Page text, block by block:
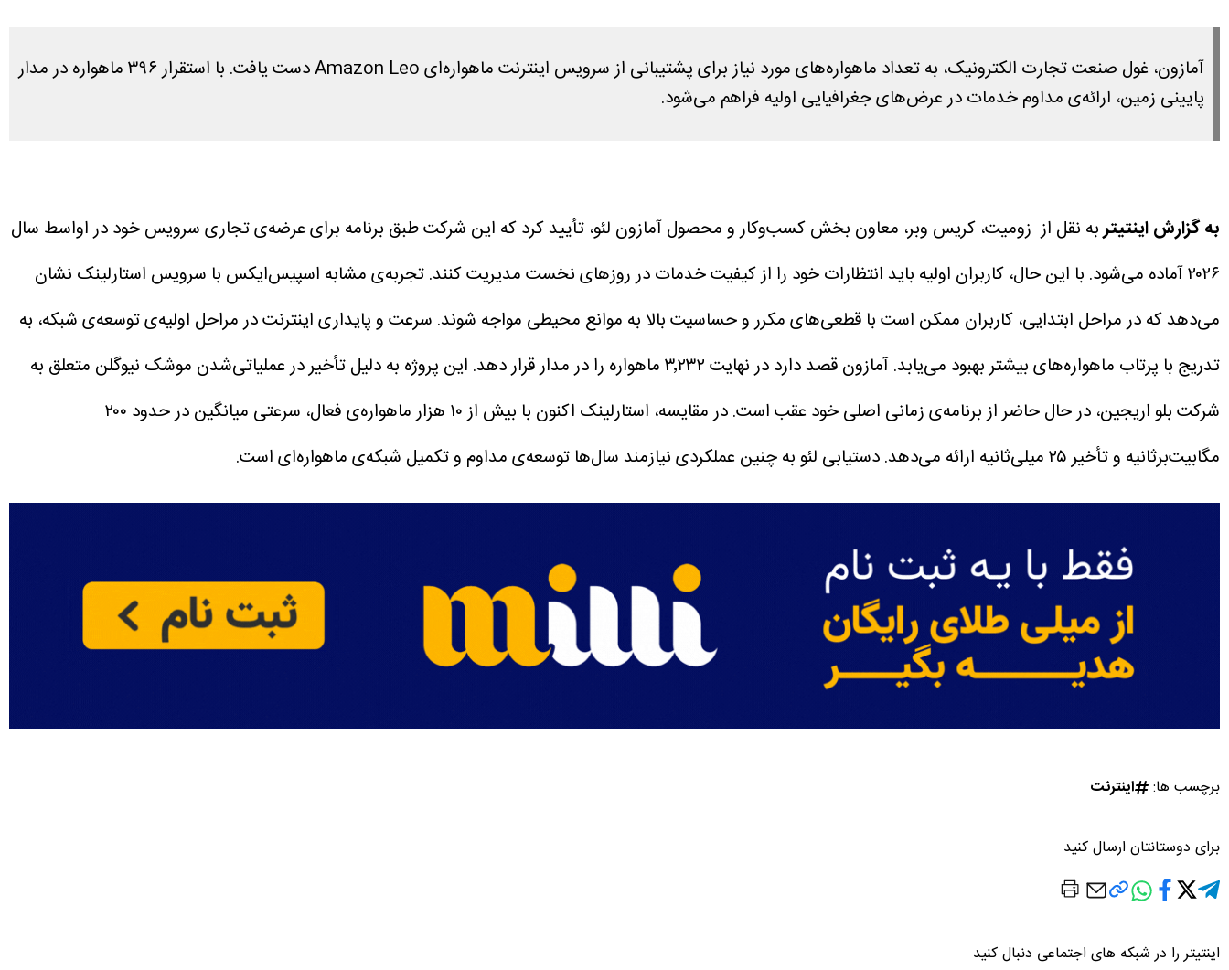
آمازون، غول صنعت تجارت الکترونیک، به تعداد ماهواره‌های مورد نیاز برای پشتیبانی از سرویس اینترنت ماهواره‌ای Amazon Leo دست یافت. با استقرار ۳۹۶ ماهواره در مدار
پایینی زمین، ارائه‌ی مداوم خدمات در عرض‌های جغرافیایی اولیه فراهم می‌شود.
به گزارش اینتیتربه نقل از زومیت، کریس وبر، معاون بخش کسب‌وکار و محصول آمازون لئو، تأیید کرد که این شرکت طبق برنامه برای عرضه‌ی تجاری سرویس خود در اواسط سال
۲۰۲۶ آماده می‌شود. با این حال، کاربران اولیه باید انتظارات خود را از کیفیت خدمات در روزهای نخست مدیریت کنند.
تجربه‌ی مشابه اسپیس‌ایکس با سرویس استارلینک نشان
می‌دهد که در مراحل ابتدایی، کاربران ممکن است با قطعی‌های مکرر و حساسیت بالا به موانع محیطی مواجه شوند. سرعت و پایداری اینترنت در مراحل اولیه‌ی توسعه‌ی شبکه، به
تدریج با پرتاب ماهواره‌های بیشتر بهبود می‌یابد.
آمازون قصد دارد در نهایت ۳٬۲۳۲ ماهواره را در مدار قرار دهد. این پروژه به دلیل تأخیر در عملیاتی‌شدن موشک نیوگلن متعلق به
شرکت بلو اریجین، در حال حاضر از برنامه‌ی زمانی اصلی خود عقب است.
در مقایسه، استارلینک اکنون با بیش از ۱۰ هزار ماهواره‌ی فعال، سرعتی میانگین در حدود ۲۰۰
مگابیت‌برثانیه و تأخیر ۲۵ میلی‌ثانیه ارائه می‌دهد. دستیابی لئو به چنین عملکردی نیازمند سال‌ها توسعه‌ی مداوم و تکمیل شبکه‌ی ماهواره‌ای است.
برچسب ها: اینترنت
برای دوستانتان ارسال کنید
اینتیتر را در شبکه های اجتماعی دنبال کنید